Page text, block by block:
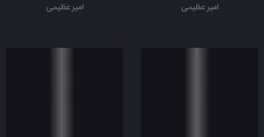
امیر عظیمی
امیر عظیمی